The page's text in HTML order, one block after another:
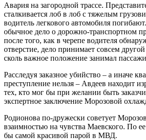
Авария на загородной трассе.
сталкивается лоб в лоб с тяжелым
водитель легкового автомобиля
обычное дело о дорожно-транспортном
после того, как в черепе водителя
отверстие, дело принимает совсем
сколь важное положение занимал
Расследуя заказное убийство – а иначе
преступление нельзя – Авдеев находит
тех, кто мог бы при желании быть
экспертное заключение Морозовой
Родионова по-дружески советует
взаимностью на чувства Маевского. По
бы самой красивой парой в МВД.